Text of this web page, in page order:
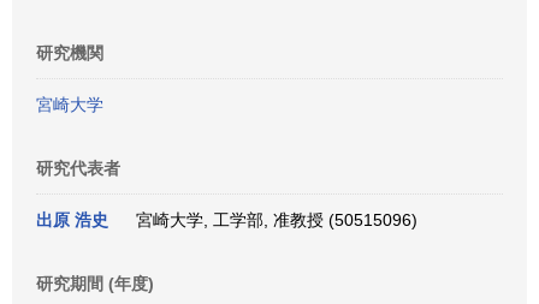
研究機関
宮崎大学
研究代表者
出原 浩史 宮崎大学, 工学部, 准教授 (50515096)
研究期間 (年度)